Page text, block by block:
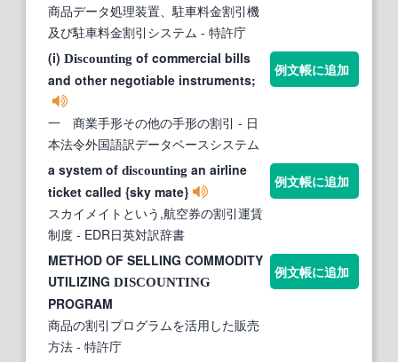
商品データ処理装置、駐車料金割引機
及び駐車料金割引システム - 特許庁
(i) Discounting of commercial bills
and other negotiable instruments;
一 商業手形その他の手形の割引 - 日
本法令外国語訳データベースシステム
例文帳に追加
a system of discounting an airline
ticket called {sky mate}
スカイメイトという,航空券の割引運賃
制度 - EDR日英対訳辞書
例文帳に追加
METHOD OF SELLING COMMODITY
UTILIZING DISCOUNTING
PROGRAM
商品の割引プログラムを活用した販売
方法 - 特許庁
例文帳に追加